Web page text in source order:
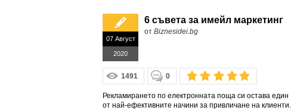
07 Август
2020
6 съвета за имейл маркетинг
от Biznesidei.bg
1491 0
Рекламирането по електронната поща си остава един
от най-ефективните начини за привличане на клиенти.